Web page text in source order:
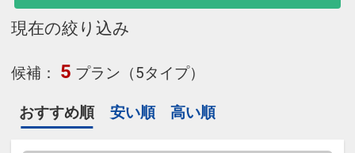
現在の絞り込み
候補： 5 プラン（5タイプ）
おすすめ順 安い順 高い順